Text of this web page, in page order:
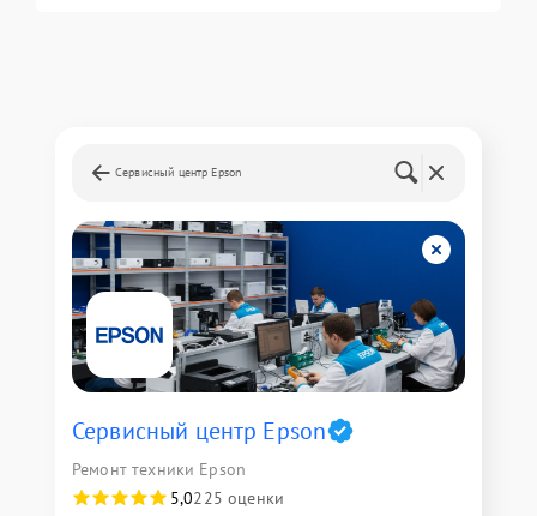
Сервисный центр Epson
Сервисный центр Epson
Ремонт техники Epson
5,0225 оценки